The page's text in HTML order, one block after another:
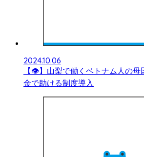
2024.10.06
【👁】山梨で働くベトナム人の母
金で助ける制度導入